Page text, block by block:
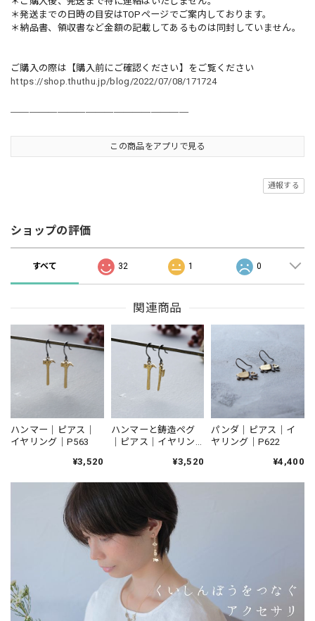
＊発送までの日時の目安はTOPページでご案内しております。
＊納品書、領収書など金額の記載してあるものは同封していません。
ご購入の際は【購入前にご確認ください】をご覧ください
https://shop.thuthu.jp/blog/2022/07/08/171724
この商品をアプリで見る
通報する
ショップの評価
すべて 32 1 0
関連商品
ハンマー｜ピアス｜
イヤリング｜P563
¥3,520
ハンマーと鋳造ペグ
｜ピアス｜イヤリン
¥3,520
パンダ｜ピアス｜イ
ヤリング｜P622
¥4,400